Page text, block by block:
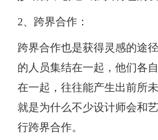
2、跨界合作：
跨界合作也是获得灵感的途
的人员集结在一起，他们各
在一起，往往能产生出前所
就是为什么不少设计师会和
行跨界合作。